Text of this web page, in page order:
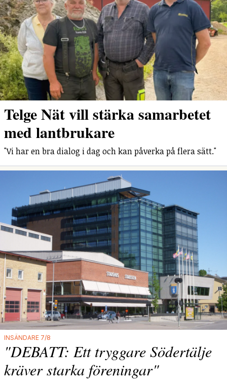
Telge Nät vill stärka samarbetet
med lantbrukare
"Vi har en bra dialog i dag och kan påverka på flera sätt."
INSÄNDARE 7/8
"DEBATT: Ett tryggare Södertälje
kräver starka föreningar"